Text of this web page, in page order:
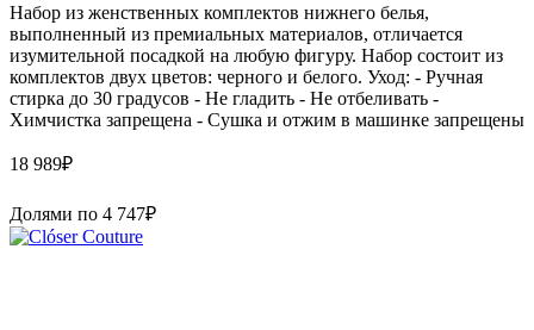
Набор из женственных комплектов нижнего белья,
выполненный из премиальных материалов, отличается
изумительной посадкой на любую фигуру. Набор состоит из
комплектов двух цветов: черного и белого. Уход: - Ручная
стирка до 30 градусов - Не гладить - Не отбеливать -
Химчистка запрещена - Сушка и отжим в машинке запрещены
18 989₽
Долями по 4 747₽